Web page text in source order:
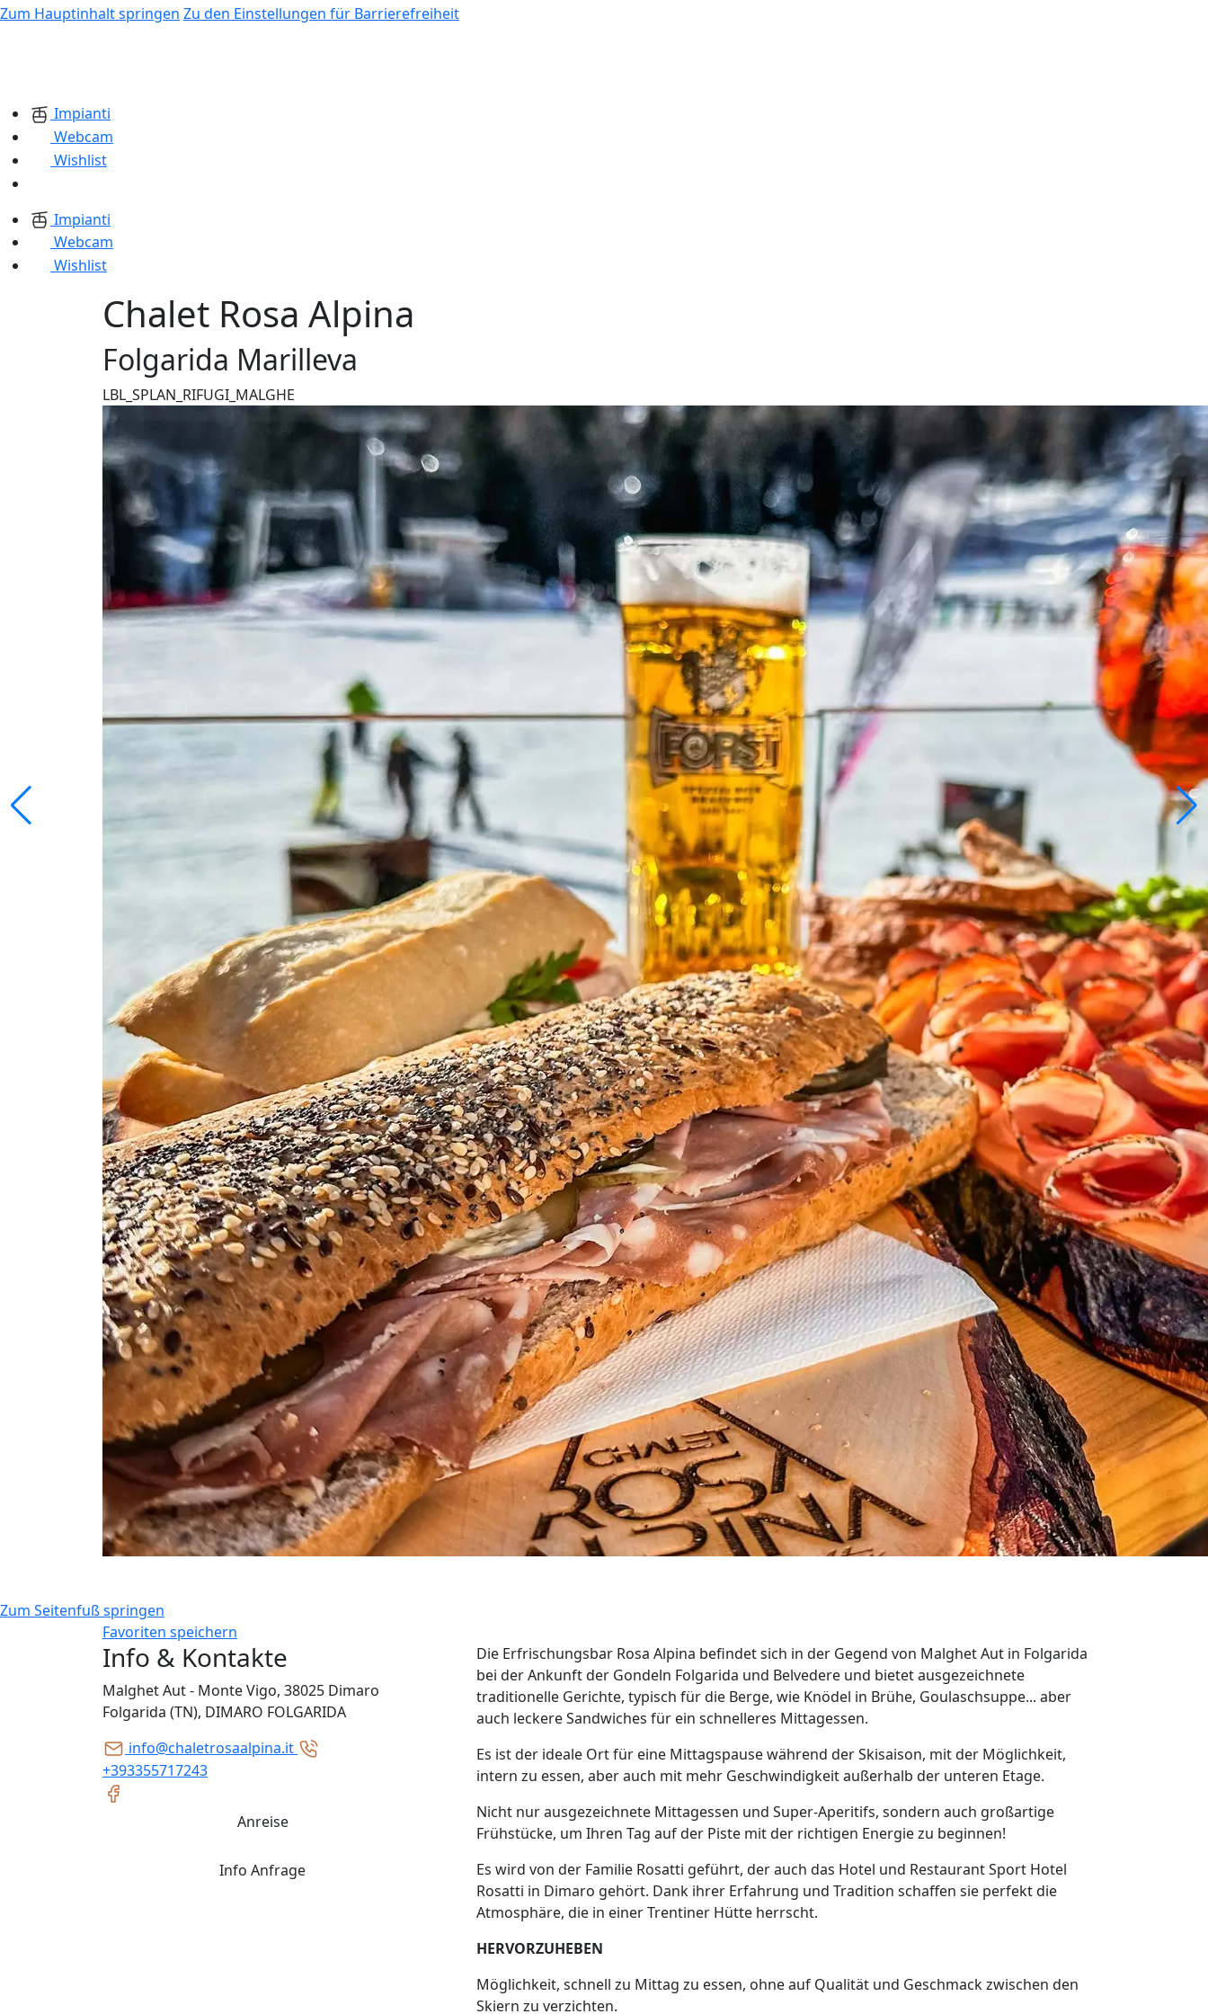
Zum Hauptinhalt springen Zu den Einstellungen für Barrierefreiheit
Impianti
Webcam
Wishlist
Impianti
Webcam
Wishlist
Chalet Rosa Alpina
Folgarida Marilleva
LBL_SPLAN_RIFUGI_MALGHE
Zum Seitenfuß springen
Favoriten speichern
Info & Kontakte
Malghet Aut - Monte Vigo, 38025 Dimaro
Folgarida (TN), DIMARO FOLGARIDA
info@chaletrosaalpina.it
+393355717243
Anreise
Info Anfrage
Die Erfrischungsbar Rosa Alpina befindet sich in der Gegend von Malghet Aut in Folgarida
bei der Ankunft der Gondeln Folgarida und Belvedere und bietet ausgezeichnete
traditionelle Gerichte, typisch für die Berge, wie Knödel in Brühe, Goulaschsuppe... aber
auch leckere Sandwiches für ein schnelleres Mittagessen.
Es ist der ideale Ort für eine Mittagspause während der Skisaison, mit der Möglichkeit,
intern zu essen, aber auch mit mehr Geschwindigkeit außerhalb der unteren Etage.
Nicht nur ausgezeichnete Mittagessen und Super-Aperitifs, sondern auch großartige
Frühstücke, um Ihren Tag auf der Piste mit der richtigen Energie zu beginnen!
Es wird von der Familie Rosatti geführt, der auch das Hotel und Restaurant Sport Hotel
Rosatti in Dimaro gehört. Dank ihrer Erfahrung und Tradition schaffen sie perfekt die
Atmosphäre, die in einer Trentiner Hütte herrscht.
HERVORZUHEBEN
Möglichkeit, schnell zu Mittag zu essen, ohne auf Qualität und Geschmack zwischen den
Skiern zu verzichten.